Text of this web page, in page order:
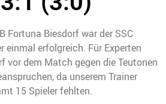
Fortuna Biesdorf war der SSC
einmal erfolgreich. Für Experten
vor dem Match gegen die Teutonen
da unserem Trainer
15 Spieler fehlten.